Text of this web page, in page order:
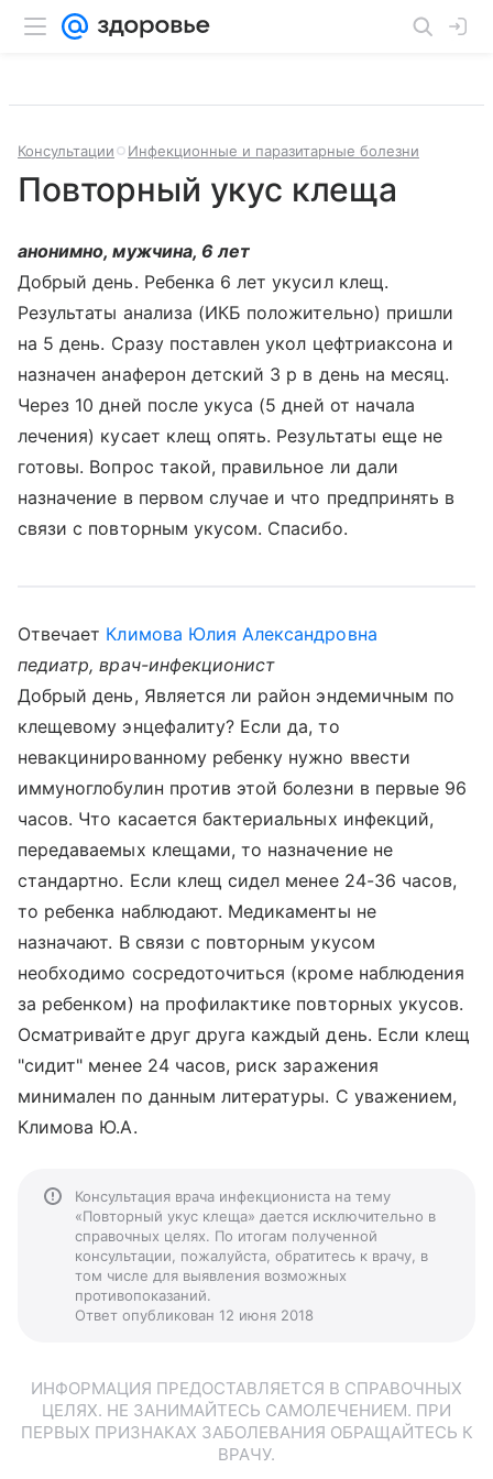
Консультации Инфекционные и паразитарные болезни
Повторный укус клеща
анонимно, мужчина, 6 лет
Добрый день. Ребенка 6 лет укусил клещ.
Результаты анализа (ИКБ положительно) пришли
на 5 день. Сразу поставлен укол цефтриаксона и
назначен анаферон детский 3 р в день на месяц.
Через 10 дней после укуса (5 дней от начала
лечения) кусает клещ опять. Результаты еще не
готовы. Вопрос такой, правильное ли дали
назначение в первом случае и что предпринять в
связи с повторным укусом. Спасибо.
Отвечает Климова Юлия Александровна
педиатр, врач-инфекционист
Добрый день, Является ли район эндемичным по
клещевому энцефалиту? Если да, то
невакцинированному ребенку нужно ввести
иммуноглобулин против этой болезни в первые 96
часов. Что касается бактериальных инфекций,
передаваемых клещами, то назначение не
стандартно. Если клещ сидел менее 24-36 часов,
то ребенка наблюдают. Медикаменты не
назначают. В связи с повторным укусом
необходимо сосредоточиться (кроме наблюдения
за ребенком) на профилактике повторных укусов.
Осматривайте друг друга каждый день. Если клещ
"сидит" менее 24 часов, риск заражения
минимален по данным литературы. С уважением,
Климова Ю.А.
Консультация врача инфекциониста на тему
«Повторный укус клеща» дается исключительно в
справочных целях. По итогам полученной
консультации, пожалуйста, обратитесь к врачу, в
том числе для выявления возможных
противопоказаний.
Ответ опубликован 12 июня 2018
ИНФОРМАЦИЯ ПРЕДОСТАВЛЯЕТСЯ В СПРАВОЧНЫХ
ЦЕЛЯХ. НЕ ЗАНИМАЙТЕСЬ САМОЛЕЧЕНИЕМ. ПРИ
ПЕРВЫХ ПРИЗНАКАХ ЗАБОЛЕВАНИЯ ОБРАЩАЙТЕСЬ К
ВРАЧУ.